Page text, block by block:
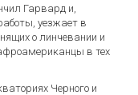
Гарвард и,
уезжает в
о линчевании и
в тех
Черного и